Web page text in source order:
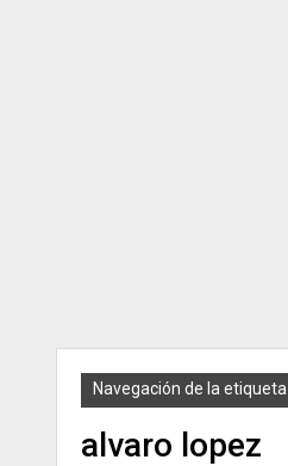
Navegación de la etiqueta
alvaro lopez